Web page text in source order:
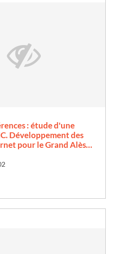
: étude d'une
Développement des
pour le Grand Alès…